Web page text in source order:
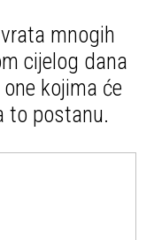
mnogih
cijelog dana
kojima će
to postanu.